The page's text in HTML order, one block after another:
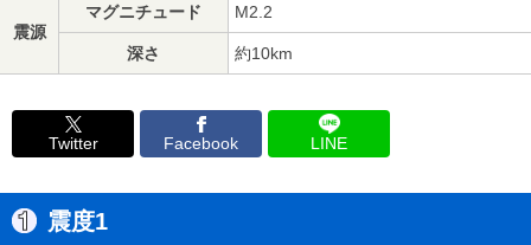
震源
マグニチュード M2.2
深さ 約10km
Twitter Facebook LINE
震度1